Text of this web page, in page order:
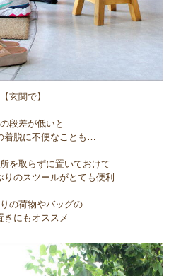
【玄関で】
段差が低いと
着脱に不便なことも…
を取らずに置いておけて
りのスツールがとても便利
の荷物やバッグの
きにもオススメ